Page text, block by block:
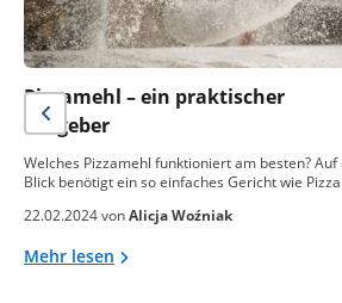
Pizzamehl – ein praktischer
Ratgeber
Welches Pizzamehl funktioniert am besten?
Blick benötigt ein so einfaches Gericht wie
22.02.2024 vonAlicja Woźniak
Mehr lesen